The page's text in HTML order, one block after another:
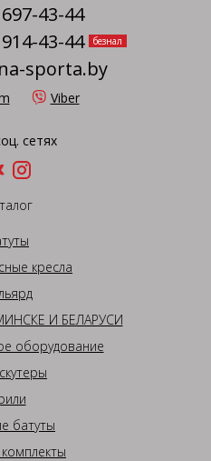
43-44
43-44
безнал
sporta.by
Viber
сетях
кресла
И БЕЛАРУСИ
оборудование
батуты